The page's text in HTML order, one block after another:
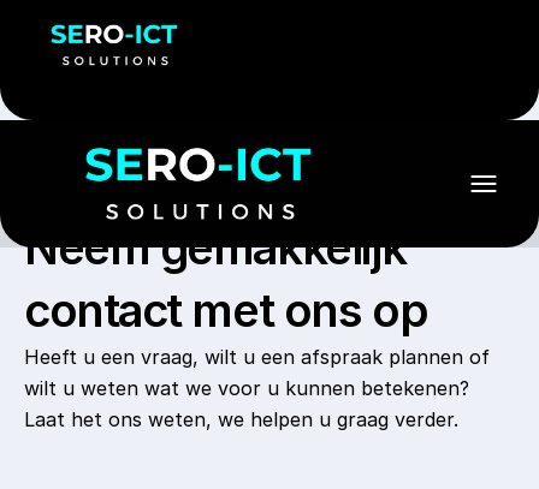
Neem gemakkelijk
contact met ons op
Heeft u een vraag, wilt u een afspraak plannen of
wilt u weten wat we voor u kunnen betekenen?
Laat het ons weten, we helpen u graag verder.